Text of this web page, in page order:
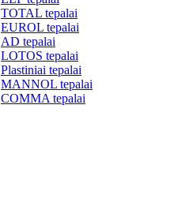
TOTAL tepalai
EUROL tepalai
AD tepalai
LOTOS tepalai
Plastiniai tepalai
MANNOL tepalai
COMMA tepalai